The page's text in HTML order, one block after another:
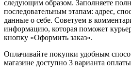
следующим образом. Заполняете
последовательным этапам: адрес,
данные о себе. Советуем в
информацию, которая поможет
кнопку «Оформить заказ».
Оплачивайте покупки удобным
магазине доступно 3 варианта